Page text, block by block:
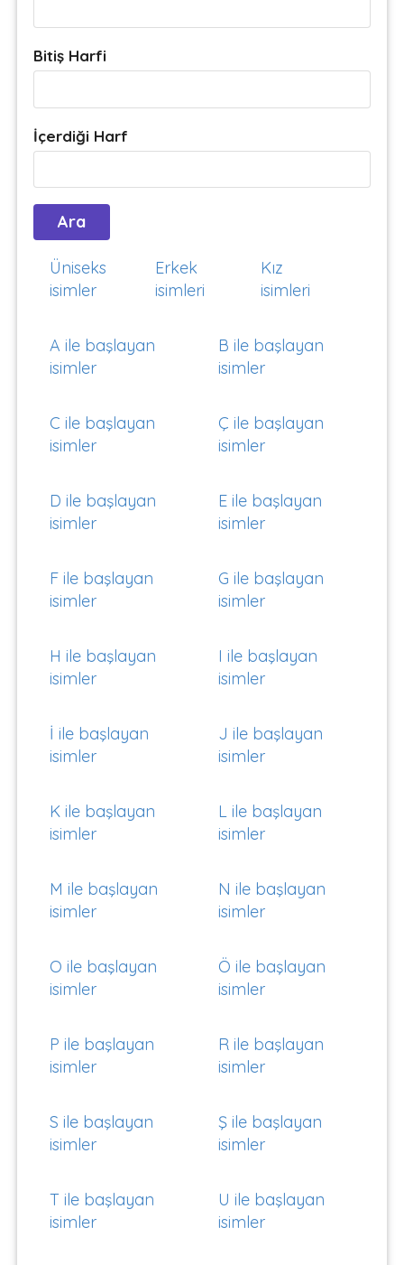
Bitiş Harfi
İçerdiği Harf
Üniseks
isimler
Erkek
isimleri
Kız
isimleri
A ile başlayan
isimler
B ile başlayan
isimler
C ile başlayan
isimler
Ç ile başlayan
isimler
D ile başlayan
isimler
E ile başlayan
isimler
F ile başlayan
isimler
G ile başlayan
isimler
H ile başlayan
isimler
I ile başlayan
isimler
İ ile başlayan
isimler
J ile başlayan
isimler
K ile başlayan
isimler
L ile başlayan
isimler
M ile başlayan
isimler
N ile başlayan
isimler
O ile başlayan
isimler
Ö ile başlayan
isimler
P ile başlayan
isimler
R ile başlayan
isimler
S ile başlayan
isimler
Ş ile başlayan
isimler
T ile başlayan
isimler
U ile başlayan
isimler